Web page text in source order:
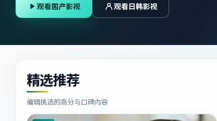
观看国产影视 观看日韩影视
精选推荐
编辑挑选的高分与口碑内容